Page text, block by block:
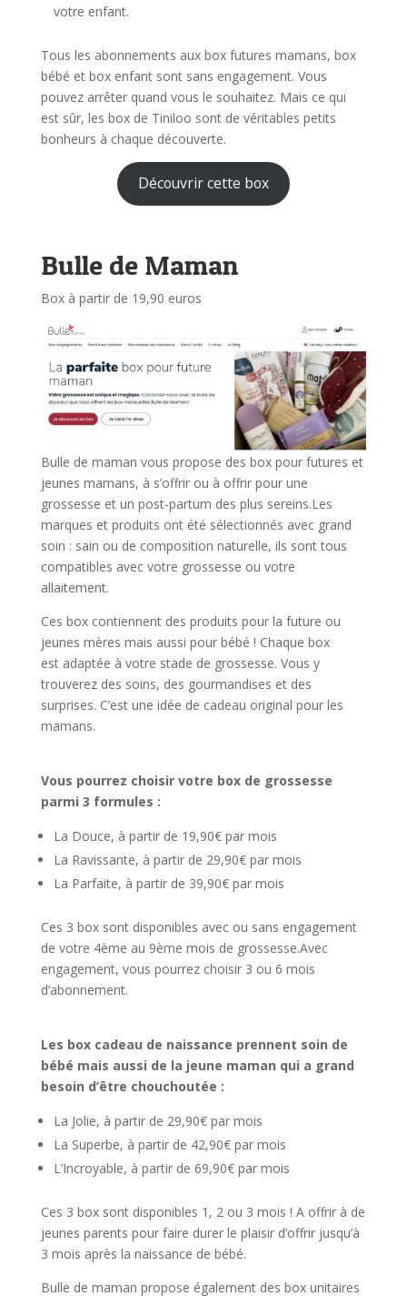
votre enfant.
Tous les abonnements aux box futures mamans, box
bébé et box enfant sont sans engagement. Vous
pouvez arrêter quand vous le souhaitez. Mais ce qui
est sûr, les box de Tiniloo sont de véritables petits
bonheurs à chaque découverte.
Découvrir cette box
Bulle de Maman
Box à partir de 19,90 euros
Bulle de maman vous propose des box pour futures et
jeunes mamans, à s’offrir ou à offrir pour une
grossesse et un post-partum des plus sereins.Les
marques et produits ont été sélectionnés avec grand
soin : sain ou de composition naturelle, ils sont tous
compatibles avec votre grossesse ou votre
allaitement.
Ces box contiennent des produits pour la future ou
jeunes mères mais aussi pour bébé ! Chaque box
est adaptée à votre stade de grossesse. Vous y
trouverez des soins, des gourmandises et des
surprises. C’est une idée de cadeau original pour les
mamans.
Vous pourrez choisir votre box de grossesse
parmi 3 formules :
La Douce, à partir de 19,90€ par mois
La Ravissante, à partir de 29,90€ par mois
La Parfaite, à partir de 39,90€ par mois
Ces 3 box sont disponibles avec ou sans engagement
de votre 4ème au 9ème mois de grossesse.Avec
engagement, vous pourrez choisir 3 ou 6 mois
d’abonnement.
Les box cadeau de naissance prennent soin de
bébé mais aussi de la jeune maman qui a grand
besoin d’être chouchoutée :
La Jolie, à partir de 29,90€ par mois
La Superbe, à partir de 42,90€ par mois
L’Incroyable, à partir de 69,90€ par mois
Ces 3 box sont disponibles 1, 2 ou 3 mois ! A offrir à de
jeunes parents pour faire durer le plaisir d’offrir jusqu’à
3 mois après la naissance de bébé.
Bulle de maman propose également des box unitaires